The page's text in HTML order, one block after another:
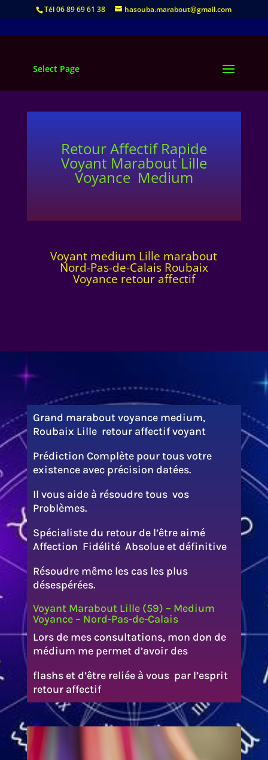
Tél 06 89 69 61 38 hasouba.marabout@gmail.com
Select Page
Retour Affectif Rapide
Voyant Marabout Lille
Voyance Medium
Voyant medium Lille marabout
Nord-Pas-de-Calais Roubaix
Voyance retour affectif
Grand marabout voyance medium,
Roubaix Lille retour affectif voyant
Prédiction Complète pour tous votre
existence avec précision datées.
Il vous aide à résoudre tous vos
Problèmes.
Spécialiste du retour de l’être aimé
Affection Fidélité Absolue et définitive
Résoudre même les cas les plus
désespérées.
Voyant Marabout Lille (59) – Medium
Voyance – Nord-Pas-de-Calais
Lors de mes consultations, mon don de
médium me permet d’avoir des
flashs et d’être reliée à vous par l’esprit
retour affectif